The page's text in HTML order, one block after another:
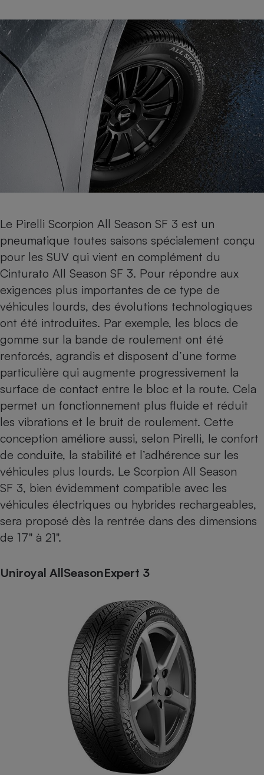
Le Pirelli Scorpion All Season SF 3 est un
pneumatique toutes saisons spécialement conçu
pour les SUV qui vient en complément du
Cinturato All Season SF 3. Pour répondre aux
exigences plus importantes de ce type de
véhicules lourds, des évolutions technologiques
ont été introduites. Par exemple, les blocs de
gomme sur la bande de roulement ont été
renforcés, agrandis et disposent d’une forme
particulière qui augmente progressivement la
surface de contact entre le bloc et la route. Cela
permet un fonctionnement plus fluide et réduit
les vibrations et le bruit de roulement. Cette
conception améliore aussi, selon Pirelli, le confort
de conduite, la stabilité et l’adhérence sur les
véhicules plus lourds. Le Scorpion All Season
SF 3, bien évidemment compatible avec les
véhicules électriques ou hybrides rechargeables,
sera proposé dès la rentrée dans des dimensions
de 17" à 21".
Uniroyal AllSeasonExpert 3